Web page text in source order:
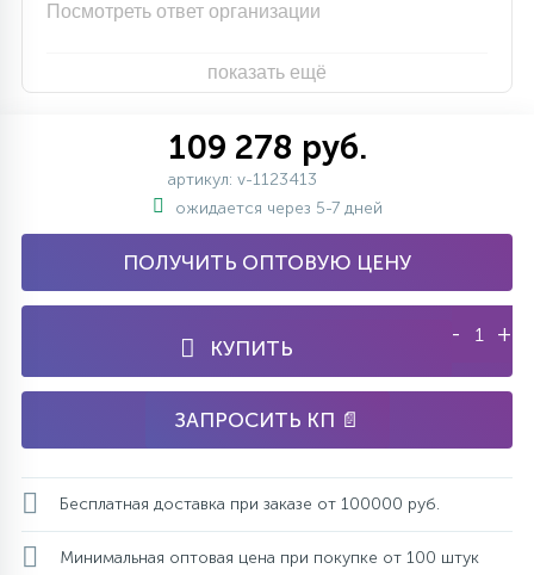
Посмотреть ответ организации
показать ещё
109 278 руб.
артикул: v-1123413
ожидается через 5-7 дней
ПОЛУЧИТЬ ОПТОВУЮ ЦЕНУ
КУПИТЬ
- +
ЗАПРОСИТЬ КП 📄
Бесплатная доставка при заказе от 100000 руб.
Минимальная оптовая цена при покупке от 100 штук